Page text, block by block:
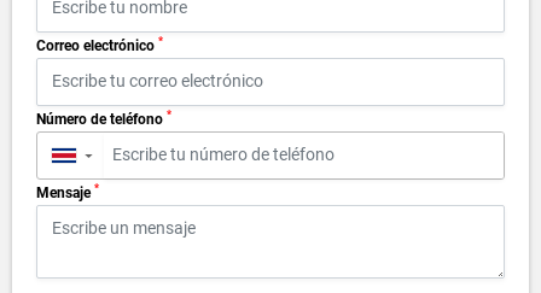
Correo electrónico *
Número de teléfono *
▼
Mensaje *